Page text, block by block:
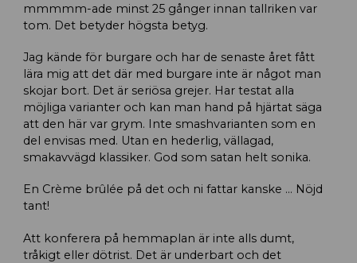
mmmmm-ade minst 25 gånger innan tallriken var
tom. Det betyder högsta betyg.
Jag kände för burgare och har de senaste året fått
lära mig att det där med burgare inte är något man
skojar bort. Det är seriösa grejer. Har testat alla
möjliga varianter och kan man hand på hjärtat säga
att den här var grym. Inte smashvarianten som en
del envisas med. Utan en hederlig, vällagad,
smakavvägd klassiker. God som satan helt sonika.
En Crème brûlée på det och ni fattar kanske … Nöjd
tant!
Att konferera på hemmaplan är inte alls dumt,
tråkigt eller dötrist. Det är underbart och det